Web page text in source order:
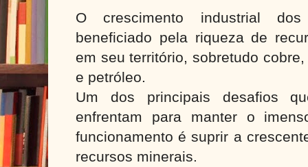
O crescimento industrial
beneficiado pela riqueza de
em seu território, sobretudo
e petróleo.
Um dos principais desafios
enfrentam para manter o
funcionamento é suprir a
recursos minerais.